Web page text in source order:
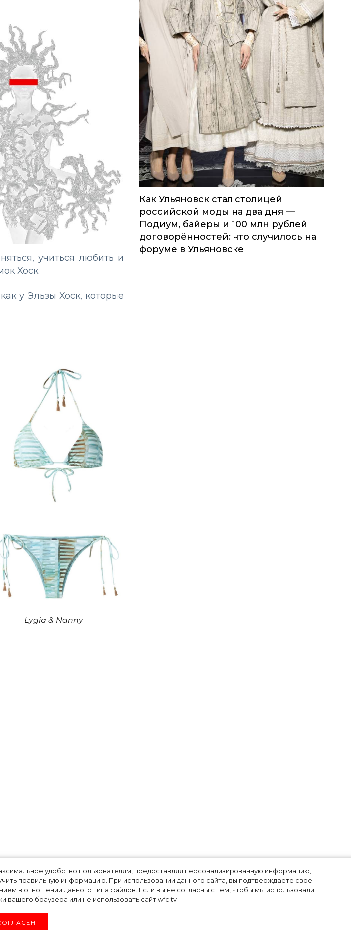
удобство пользователям, предоставляя персонализированную информацию,
правильную информацию. При использовании данного сайта, вы подтверждаете свое
в отношении данного типа файлов. Если вы не согласны с тем, чтобы мы использовали
вашего браузера или не использовать сайт wfc.tv
учиться любить и
Хоск.
у Эльзы Хоск, которые
Lygia & Nanny
Как Ульяновск стал столицей
российской моды на два дня —
Подиум, байеры и 100 млн рублей
договорённостей: что случилось на
форуме в Ульяновске
Алена